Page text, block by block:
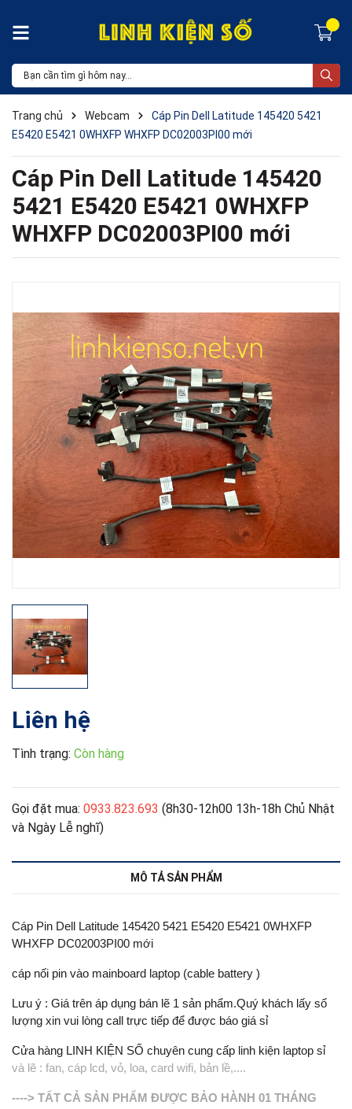
Trang chủ Webcam
Cáp Pin Dell Latitude 145420 5421
E5420 E5421 0WHXFP WHXFP DC02003PI00 mới
Cáp Pin Dell Latitude 145420
5421 E5420 E5421 0WHXFP
WHXFP DC02003PI00 mới
Liên hệ
Tình trạng: Còn hàng
Gọi đặt mua: 0933.823.693 (8h30-12h00 13h-18h Chủ Nhật
và Ngày Lễ nghĩ)
MÔ TẢ SẢN PHẨM
Cáp Pin Dell Latitude 145420 5421 E5420 E5421 0WHXFP
WHXFP DC02003PI00 mới
cáp nối pin vào mainboard laptop (cable battery )
Lưu ý : Giá trên áp dụng bán lẽ 1 sản phẩm.Quý khách lấy số
lượng xin vui lòng call trực tiếp để được báo giá sỉ
Cửa hàng LINH KIỆN SỐ chuyên cung cấp linh kiện laptop sỉ
và lẽ : fan, cáp lcd, vỏ, loa, card wifi, bản lề,....
----> TẤT CẢ SẢN PHẨM ĐƯỢC BẢO HÀNH 01 THÁNG